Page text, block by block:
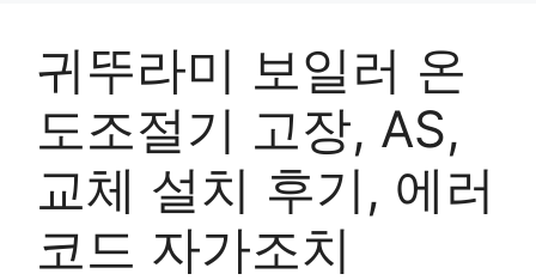
귀뚜라미 보일러 온
도조절기 고장, AS,
교체 설치 후기, 에러
코드 자가조치